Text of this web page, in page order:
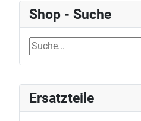
Ersatzteile
Shop - Suche